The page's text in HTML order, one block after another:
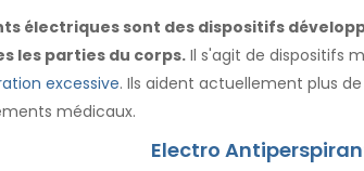
électriques sont des dispositifs
les parties du corps. Il s'agit de dispositifs
excessive. Ils aident actuellement plus
médicaux.
Electro